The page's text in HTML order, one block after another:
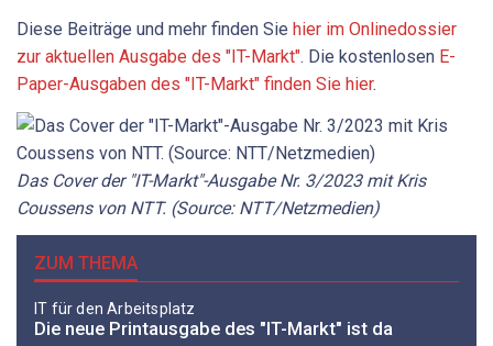
Diese Beiträge und mehr finden Sie hier im Onlinedossier
zur aktuellen Ausgabe des "IT-Markt". Die kostenlosen E-
Paper-Ausgaben des "IT-Markt" finden Sie hier.
Das Cover der "IT-Markt"-Ausgabe Nr. 3/2023 mit Kris
Coussens von NTT. (Source: NTT/Netzmedien)
ZUM THEMA
IT für den Arbeitsplatz
Die neue Printausgabe des "IT-Markt" ist da